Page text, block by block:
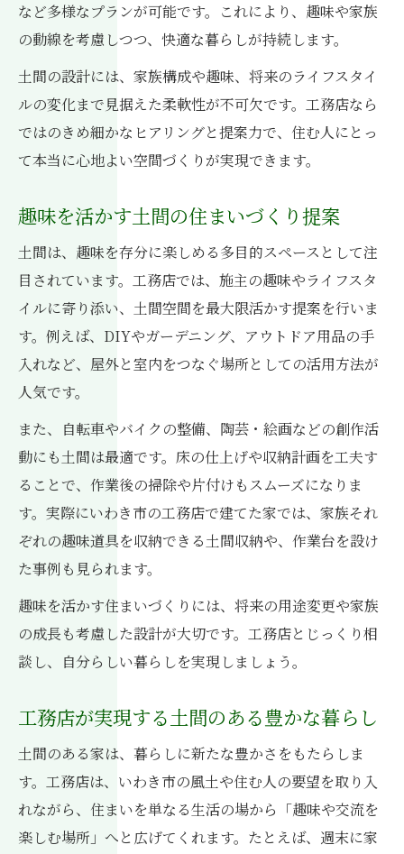
など多様なプランが可能です。これにより、趣味や家族
の動線を考慮しつつ、快適な暮らしが持続します。
土間の設計には、家族構成や趣味、将来のライフスタイ
ルの変化まで見据えた柔軟性が不可欠です。工務店なら
ではのきめ細かなヒアリングと提案力で、住む人にとっ
て本当に心地よい空間づくりが実現できます。
趣味を活かす土間の住まいづくり提案
土間は、趣味を存分に楽しめる多目的スペースとして注
目されています。工務店では、施主の趣味やライフスタ
イルに寄り添い、土間空間を最大限活かす提案を行いま
す。例えば、DIYやガーデニング、アウトドア用品の手
入れなど、屋外と室内をつなぐ場所としての活用方法が
人気です。
また、自転車やバイクの整備、陶芸・絵画などの創作活
動にも土間は最適です。床の仕上げや収納計画を工夫す
ることで、作業後の掃除や片付けもスムーズになりま
す。実際にいわき市の工務店で建てた家では、家族それ
ぞれの趣味道具を収納できる土間収納や、作業台を設け
た事例も見られます。
趣味を活かす住まいづくりには、将来の用途変更や家族
の成長も考慮した設計が大切です。工務店とじっくり相
談し、自分らしい暮らしを実現しましょう。
工務店が実現する土間のある豊かな暮らし
土間のある家は、暮らしに新たな豊かさをもたらしま
す。工務店は、いわき市の風土や住む人の要望を取り入
れながら、住まいを単なる生活の場から「趣味や交流を
楽しむ場所」へと広げてくれます。たとえば、週末に家